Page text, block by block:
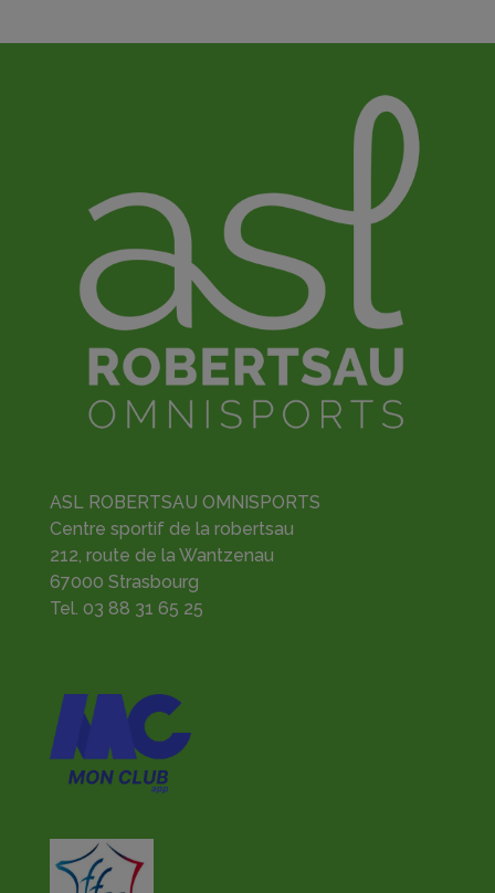
ASL ROBERTSAU OMNISPORTS
Centre sportif de la robertsau
212, route de la Wantzenau
67000 Strasbourg
Tel. 03 88 31 65 25